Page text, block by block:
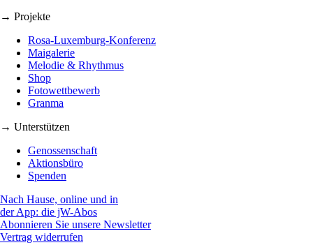
→ Projekte
Rosa-Luxemburg-Konferenz
Maigalerie
Melodie & Rhythmus
Shop
Fotowettbewerb
Granma
→ Unterstützen
Genossenschaft
Aktionsbüro
Spenden
Nach Hause, online und in
der App: die jW-Abos
Abonnieren Sie unsere Newsletter
Vertrag widerrufen